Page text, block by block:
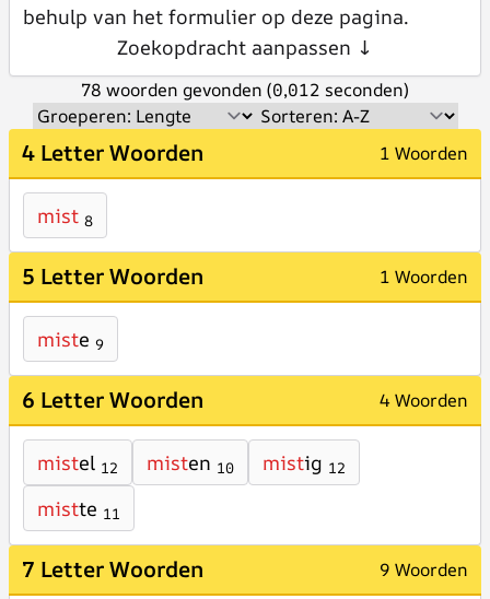
behulp van het formulier op deze pagina.
Zoekopdracht aanpassen ↓
78 woorden gevonden (0,012 seconden)
4 Letter Woorden 1 Woorden
mist 8
5 Letter Woorden 1 Woorden
miste 9
6 Letter Woorden 4 Woorden
mistel 12 misten 10 mistig 12
mistte 11
7 Letter Woorden 9 Woorden